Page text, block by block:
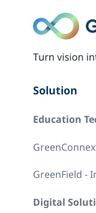
Solution
Education
GreenField -
Digital